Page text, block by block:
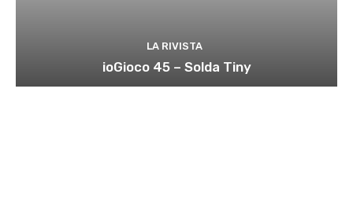
LA RIVISTA
ioGioco 45 – Solda Tiny